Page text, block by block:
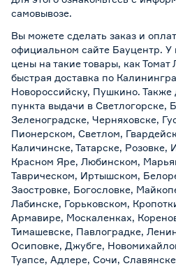
самовывозе.
Вы можете сделать заказ и
официальном сайте Бауцентр. У
цены на такие товары, как Томат
быстрая доставка по
Новороссийску, Пушкино. Также
пункта выдачи в Светлогорске,
Зеленоградске, Черняховске,
Пионерском, Светлом,
Каличинске, Татарске, Розовке,
Красном Яре, Любинском,
Таврическом, Иртышском,
Заостровке, Богословке,
Лабинске, Горьковском,
Армавире, Москаленках,
Тимашевске, Павлоградке,
Осиповке, Джубге,
Туапсе, Адлере, Сочи,